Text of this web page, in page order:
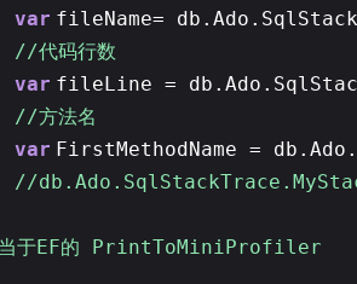
var fileName=
//代码行数
var fileLine =
//方法名
var FirstMethodName =
//
于EF的 PrintToMiniProfiler